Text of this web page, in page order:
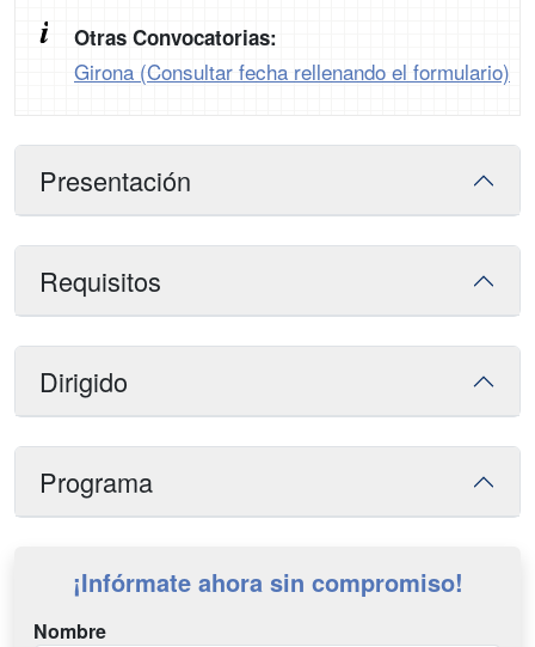
Otras Convocatorias:
Girona (Consultar fecha rellenando el formulario)
Presentación
Requisitos
Dirigido
Programa
¡Infórmate ahora sin compromiso!
Nombre